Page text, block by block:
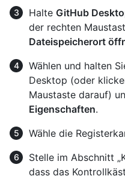
Halte GitHub
der rechten
Dateispeicherort
Wählen und halten
Desktop (oder
Maustaste darauf)
Eigenschaften.
Wähle die
Stelle im Abschnitt
dass das